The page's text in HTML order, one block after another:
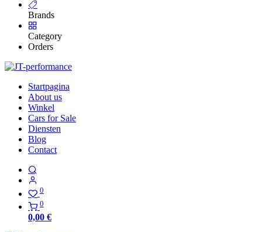
Brands
Category
Orders
Startpagina
About us
Winkel
Cars for Sale
Diensten
Blog
Contact
0
0
0,00 €